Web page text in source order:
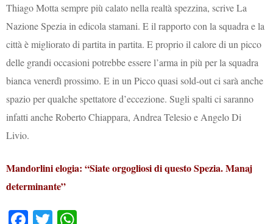
Thiago Motta sempre più calato nella realtà spezzina, scrive La
Nazione Spezia in edicola stamani. E il rapporto con la squadra e la
città è migliorato di partita in partita. E proprio il calore di un picco
delle grandi occasioni potrebbe essere l’arma in più per la squadra
bianca venerdì prossimo. E in un Picco quasi sold-out ci sarà anche
spazio per qualche spettatore d’eccezione. Sugli spalti ci saranno
infatti anche Roberto Chiappara, Andrea Telesio e Angelo Di
Livio.
Mandorlini elogia: “Siate orgogliosi di questo Spezia. Manaj
determinante”